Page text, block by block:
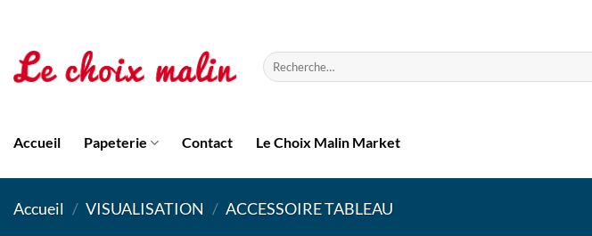
contenu
Recherche
pour :
Accueil Papeterie Contact Le Choix Malin Market
Accueil / VISUALISATION / ACCESSOIRE TABLEAU